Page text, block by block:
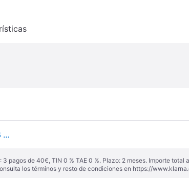
Star Trading LED-Gartenstecker Spiky Stern 60 LED warmweiß 92 cm schwarz
pagos de 40€, TIN 0 % TAE 0 %. Plazo: 2 meses. Importe
los términos y resto de condiciones en https://